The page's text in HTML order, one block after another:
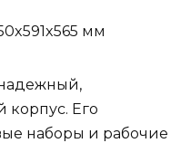
мм
Его
наборы и рабочие